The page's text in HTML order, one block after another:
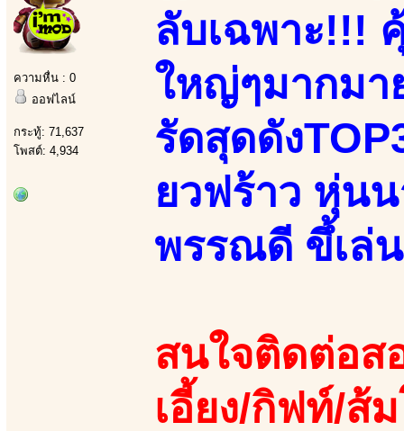
ความหื่น : 0
ออฟไลน์
กระทู้: 71,637
โพสต์: 4,934
ลับเฉพาะ!!!
ใหญ่ๆมากมา
รัดสุดดัง
ยวฟร้าว หุ่น
พรรณดี ขึ้เล่น
สนใจติดต่อส
เอี้ยง/กิฟท์/ส้